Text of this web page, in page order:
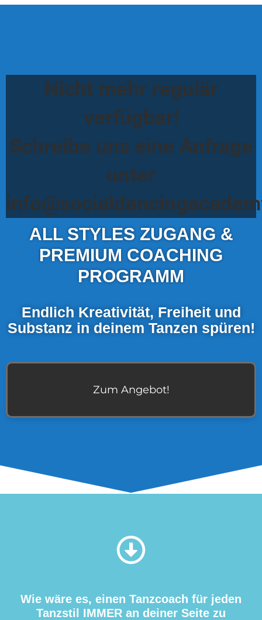
Nicht mehr regulär
verfügbar!
Schreibe uns eine Anfrage
unter
ALL STYLES ZUGANG &
PREMIUM COACHING
PROGRAMM
Endlich Kreativität, Freiheit und
Substanz in deinem Tanzen spüren!
Zum Angebot!
Wie wäre es, einen Tanzcoach für jeden
Tanzstil IMMER an deiner Seite zu